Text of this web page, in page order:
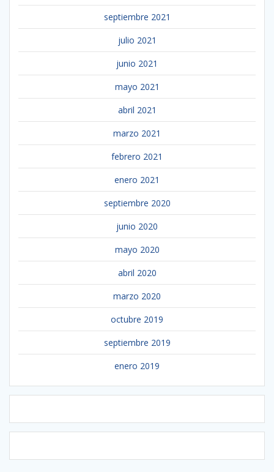
septiembre 2021
julio 2021
junio 2021
mayo 2021
abril 2021
marzo 2021
febrero 2021
enero 2021
septiembre 2020
junio 2020
mayo 2020
abril 2020
marzo 2020
octubre 2019
septiembre 2019
enero 2019